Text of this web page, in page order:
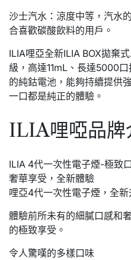
沙士汽水：涼度中等，汽水
合喜歡碳酸飲料的用戶。
ILIA哩亞全新ILIA BOX拋棄
級，高達11mL、長達5000
的純鈷電池，能夠持續提供
一口都是純正的體驗。
ILIA哩啞品牌
ILIA 4代一次性電子煙-極致
奢華享受，全新體驗
哩亞4代一次性電子煙，全新
體驗前所未有的細膩口感和
的極致享受。
令人驚嘆的多樣口味